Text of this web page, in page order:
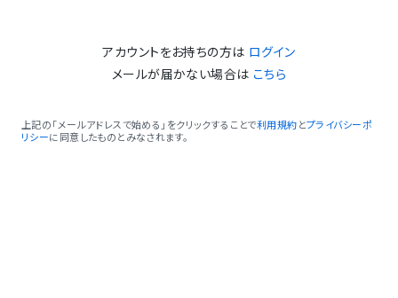
アカウントをお持ちの方は ログイン
メールが届かない場合は こちら
上記の「メールアドレスで始める」をクリックすることで利用規約 とプライバシーポ
リシーに同意したものとみなされます。